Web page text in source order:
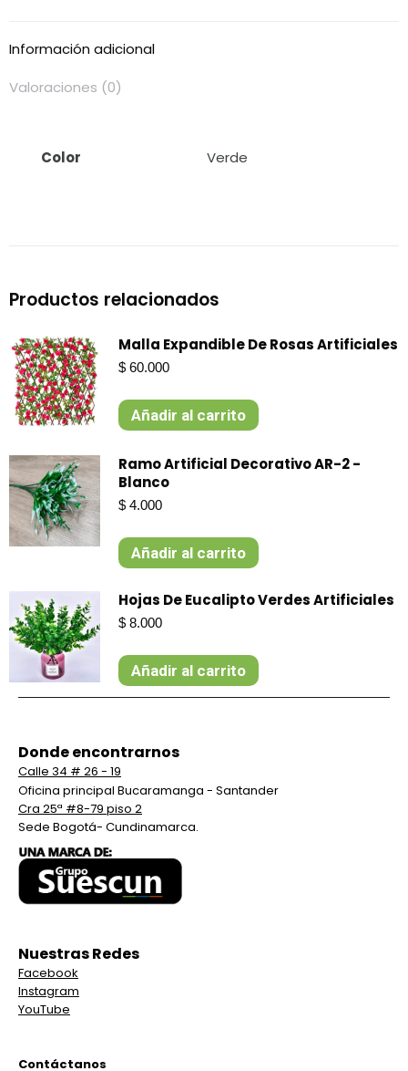
Información adicional
Valoraciones (0)
Color Verde
Productos relacionados
Malla Expandible De Rosas Artificiales
$ 60.000
Añadir al carrito
Ramo Artificial Decorativo AR-2 -
Blanco
$ 4.000
Añadir al carrito
Hojas De Eucalipto Verdes Artificiales
$ 8.000
Añadir al carrito
Donde encontrarnos
Calle 34 # 26 - 19
Oficina principal Bucaramanga - Santander
Cra 25ª #8-79 piso 2
Sede Bogotá- Cundinamarca.
Nuestras Redes
Facebook
Instagram
YouTube
Contáctanos